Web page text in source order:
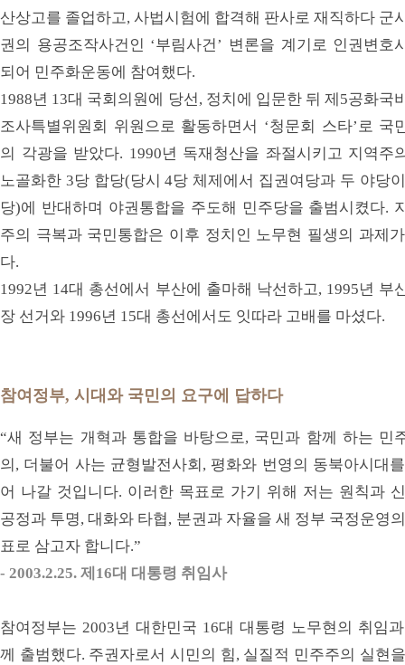
산상고를 졸업하고, 사법시험에 합격해 판사로 재직하다 군
권의 용공조작사건인 ‘부림사건’ 변론을 계기로 인권변호
되어 민주화운동에 참여했다.
1988년 13대 국회의원에 당선, 정치에 입문한 뒤 제5공화국
조사특별위원회 위원으로 활동하면서 ‘청문회 스타’로 국
의 각광을 받았다. 1990년 독재청산을 좌절시키고 지역주
노골화한 3당 합당(당시 4당 체제에서 집권여당과 두 야당
당)에 반대하며 야권통합을 주도해 민주당을 출범시켰다.
주의 극복과 국민통합은 이후 정치인 노무현 필생의 과제
다.
1992년 14대 총선에서 부산에 출마해 낙선하고, 1995년 부
장 선거와 1996년 15대 총선에서도 잇따라 고배를 마셨다.
참여정부, 시대와 국민의 요구에 답하다
“새 정부는 개혁과 통합을 바탕으로, 국민과 함께 하는 민
의, 더불어 사는 균형발전사회, 평화와 번영의 동북아시대
어 나갈 것입니다. 이러한 목표로 가기 위해 저는 원칙과
공정과 투명, 대화와 타협, 분권과 자율을 새 정부 국정운영
표로 삼고자 합니다.”
- 2003.2.25. 제16대 대통령 취임사
참여정부는 2003년 대한민국 16대 대통령 노무현의 취임
께 출범했다. 주권자로서 시민의 힘, 실질적 민주주의 실현